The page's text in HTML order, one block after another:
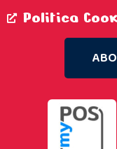
Politica